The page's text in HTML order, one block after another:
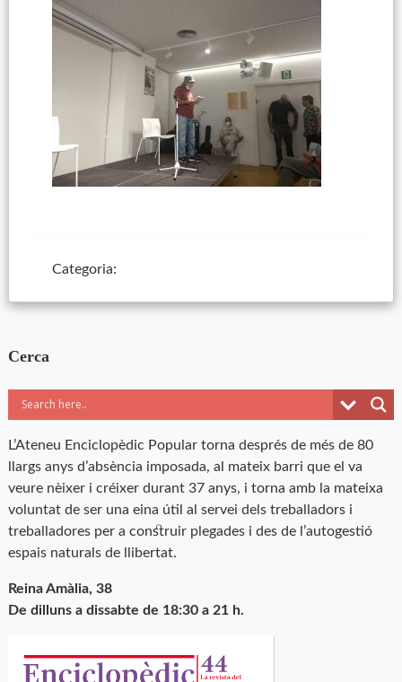
Categoria:
Cerca
L’Ateneu Enciclopèdic Popular torna després de més de 80
llargs anys d’absència imposada, al mateix barri que el va
veure nèixer i créixer durant 37 anys, i torna amb la mateixa
voluntat de ser una eina útil al servei dels treballadors i
treballadores per a construir plegades i des de l’autogestió
espais naturals de llibertat.
Reina Amàlia, 38
De dilluns a dissabte de 18:30 a 21 h.